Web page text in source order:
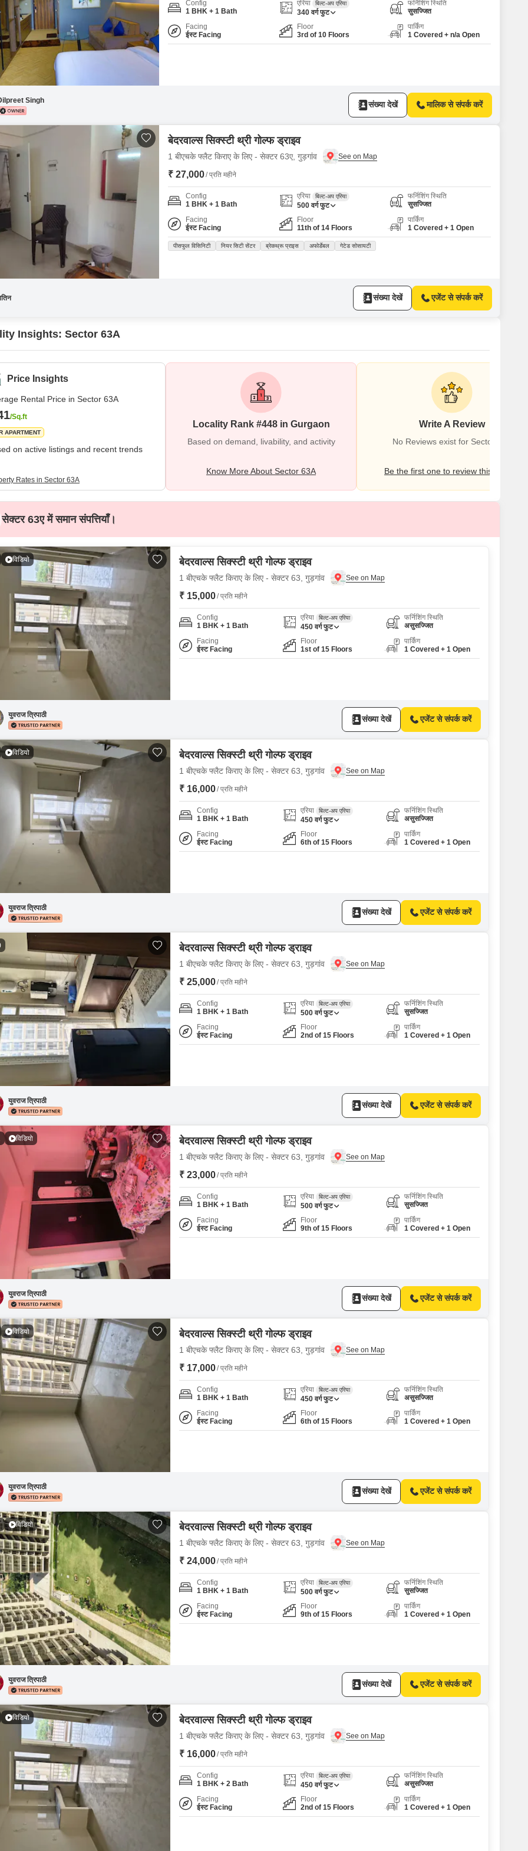
False Ceiling Design
TV Unit Design
Wall Paint Design
Kitchen Tiles Design
Kitchen False Ceiling Design
Door Design
Crockery Unit Design
Study Room Design
Mortgage Partnerships
SuperAgent Pro
Config
1 BHK + 1 Bath
एरिया बिल्ट-अप एरिया
340 वर्ग फुट
फर्निशिंग स्थिति
सुसज्जित
Facing
ईस्ट Facing
Floor
3rd of 10 Floors
पार्किंग
1 Covered + n/a Open
Singh संख्या देखें मालिक से संपर्क करें
बेदरवाल्स सिक्स्टी थ्री गोल्फ ड्राइव
1 बीएचके फ्लैट किराए के लिए - सेक्टर 63ए, गुड़गांव
₹ 27,000/ प्रति महीने
Config
1 BHK + 1 Bath
एरिया बिल्ट-अप एरिया
500 वर्ग फुट
फर्निशिंग स्थिति
सुसज्जित
Facing
ईस्ट Facing
Floor
11th of 14 Floors
पार्किंग
1 Covered + 1 Open
पीसफुल विसिनिटी नियर सिटी सेंटर ब्रेकथ्रू प्राइस अफोर्डेबल गेटेड सोसायटी
संख्या देखें एजेंट से संपर्क करें
Insights: Sector 63A
Price Insights
Rental Price in Sector 63A
/Sq.ft
APARTMENT
on active listings and recent trends
Rates in Sector 63A
Locality Rank #448 in Gurgaon
Based on demand, livability, and activity
Know More About Sector 63A
Write A Review
No Reviews exist for Sector 63A
Be the first one to review this locality
सेक्टर 63ए में समान संपत्तियाँ।
विडियो बेदरवाल्स सिक्स्टी थ्री गोल्फ ड्राइव
1 बीएचके फ्लैट किराए के लिए - सेक्टर 63, गुड़गांव
₹ 15,000/ प्रति महीने
Config
1 BHK + 1 Bath
एरिया बिल्ट-अप एरिया
450 वर्ग फुट
फर्निशिंग स्थिति
असुसज्जित
Facing
ईस्ट Facing
Floor
1st of 15 Floors
पार्किंग
1 Covered + 1 Open
युवराज त्रिपाठी संख्या देखें एजेंट से संपर्क करें
विडियो बेदरवाल्स सिक्स्टी थ्री गोल्फ ड्राइव
1 बीएचके फ्लैट किराए के लिए - सेक्टर 63, गुड़गांव
₹ 16,000/ प्रति महीने
Config
1 BHK + 1 Bath
एरिया बिल्ट-अप एरिया
450 वर्ग फुट
फर्निशिंग स्थिति
असुसज्जित
Facing
ईस्ट Facing
Floor
6th of 15 Floors
पार्किंग
1 Covered + 1 Open
युवराज त्रिपाठी संख्या देखें एजेंट से संपर्क करें
बेदरवाल्स सिक्स्टी थ्री गोल्फ ड्राइव
1 बीएचके फ्लैट किराए के लिए - सेक्टर 63, गुड़गांव
₹ 25,000/ प्रति महीने
Config
1 BHK + 1 Bath
एरिया बिल्ट-अप एरिया
500 वर्ग फुट
फर्निशिंग स्थिति
सुसज्जित
Facing
ईस्ट Facing
Floor
2nd of 15 Floors
पार्किंग
1 Covered + 1 Open
युवराज त्रिपाठी संख्या देखें एजेंट से संपर्क करें
विडियो बेदरवाल्स सिक्स्टी थ्री गोल्फ ड्राइव
1 बीएचके फ्लैट किराए के लिए - सेक्टर 63, गुड़गांव
₹ 23,000/ प्रति महीने
Config
1 BHK + 1 Bath
एरिया बिल्ट-अप एरिया
500 वर्ग फुट
फर्निशिंग स्थिति
सुसज्जित
Facing
ईस्ट Facing
Floor
9th of 15 Floors
पार्किंग
1 Covered + 1 Open
युवराज त्रिपाठी संख्या देखें एजेंट से संपर्क करें
विडियो बेदरवाल्स सिक्स्टी थ्री गोल्फ ड्राइव
1 बीएचके फ्लैट किराए के लिए - सेक्टर 63, गुड़गांव
₹ 17,000/ प्रति महीने
Config
1 BHK + 1 Bath
एरिया बिल्ट-अप एरिया
450 वर्ग फुट
फर्निशिंग स्थिति
असुसज्जित
Facing
ईस्ट Facing
Floor
6th of 15 Floors
पार्किंग
1 Covered + 1 Open
युवराज त्रिपाठी संख्या देखें एजेंट से संपर्क करें
विडियो बेदरवाल्स सिक्स्टी थ्री गोल्फ ड्राइव
1 बीएचके फ्लैट किराए के लिए - सेक्टर 63, गुड़गांव
₹ 24,000/ प्रति महीने
Config
1 BHK + 1 Bath
एरिया बिल्ट-अप एरिया
500 वर्ग फुट
फर्निशिंग स्थिति
सुसज्जित
Facing
ईस्ट Facing
Floor
9th of 15 Floors
पार्किंग
1 Covered + 1 Open
युवराज त्रिपाठी संख्या देखें एजेंट से संपर्क करें
विडियो बेदरवाल्स सिक्स्टी थ्री गोल्फ ड्राइव
1 बीएचके फ्लैट किराए के लिए - सेक्टर 63, गुड़गांव
₹ 16,000/ प्रति महीने
Config
1 BHK + 2 Bath
एरिया बिल्ट-अप एरिया
450 वर्ग फुट
फर्निशिंग स्थिति
असुसज्जित
Facing
ईस्ट Facing
Floor
2nd of 15 Floors
पार्किंग
1 Covered + 1 Open